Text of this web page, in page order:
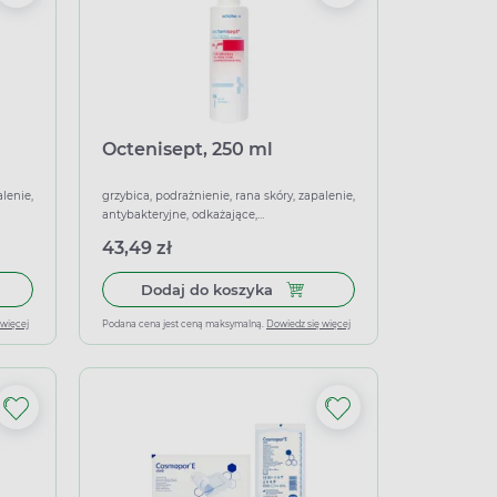
miękkich
do koszyka Octenisept 50 ml
Octenisept, 250 ml
grzybica, podrażnienie, rana skóry, zapalenie,
antybakteryjne, odkażające,
43,49 zł
Dodaj do koszyka Dodaj do koszyka
Podana cena jest ceną maksymalną. Dowiedz się więcej